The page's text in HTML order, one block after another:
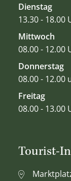
Dienstag
13.30 - 18.00
Mittwoch
08.00 - 12.00
Donnerstag
08.00 - 12.00
Freitag
08.00 - 13.00
Tourist-